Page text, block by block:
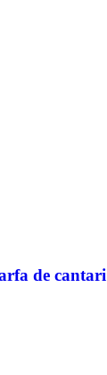
de cantari